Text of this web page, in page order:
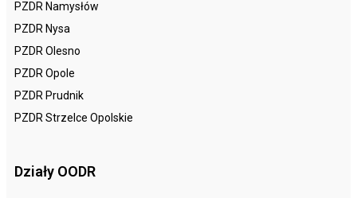
PZDR Namysłów
PZDR Nysa
PZDR Olesno
PZDR Opole
PZDR Prudnik
PZDR Strzelce Opolskie
Działy OODR